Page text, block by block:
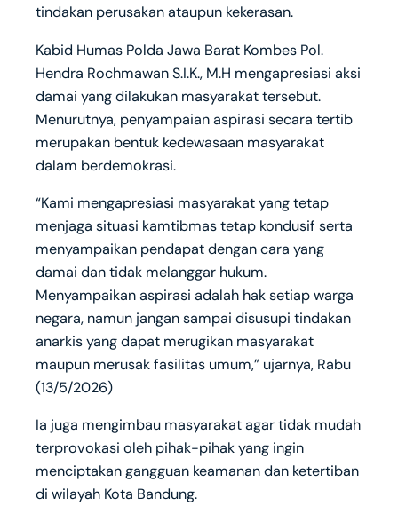
tindakan perusakan ataupun kekerasan.
Kabid Humas Polda Jawa Barat Kombes Pol.
Hendra Rochmawan S.I.K., M.H mengapresiasi aksi
damai yang dilakukan masyarakat tersebut.
Menurutnya, penyampaian aspirasi secara tertib
merupakan bentuk kedewasaan masyarakat
dalam berdemokrasi.
“Kami mengapresiasi masyarakat yang tetap
menjaga situasi kamtibmas tetap kondusif serta
menyampaikan pendapat dengan cara yang
damai dan tidak melanggar hukum.
Menyampaikan aspirasi adalah hak setiap warga
negara, namun jangan sampai disusupi tindakan
anarkis yang dapat merugikan masyarakat
maupun merusak fasilitas umum,” ujarnya, Rabu
(13/5/2026)
Ia juga mengimbau masyarakat agar tidak mudah
terprovokasi oleh pihak-pihak yang ingin
menciptakan gangguan keamanan dan ketertiban
di wilayah Kota Bandung.